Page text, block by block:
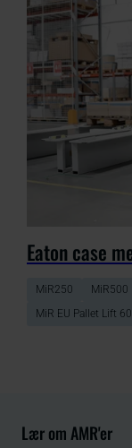
Eaton case
MiR250 MiR500
MiR EU Pallet Lift
Lær om AMR'er